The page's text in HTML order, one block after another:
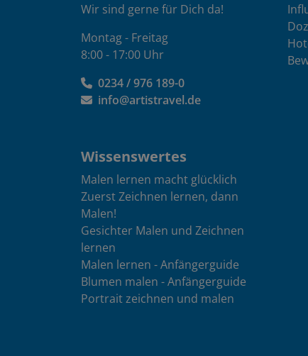
Wir sind gerne für Dich da!
Montag - Freitag
8:00 - 17:00 Uhr
0234 / 976 189-0
info@artistravel.de
Wissenswertes
Malen lernen macht glücklich
Zuerst Zeichnen lernen, dann
Malen!
Gesichter Malen und Zeichnen
lernen
Malen lernen - Anfängerguide
Blumen malen - Anfängerguide
Portrait zeichnen und malen